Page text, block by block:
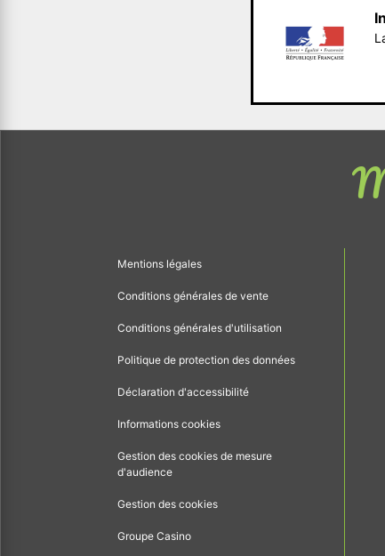
Mentions légales
Conditions générales de vente
Conditions générales d'utilisation
Politique de protection des données
Déclaration d'accessibilité
Informations cookies
Gestion des cookies de mesure
d'audience
Gestion des cookies
Groupe Casino